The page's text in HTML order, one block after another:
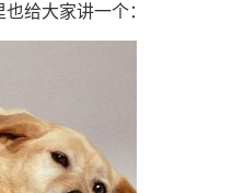
给大家讲一个：